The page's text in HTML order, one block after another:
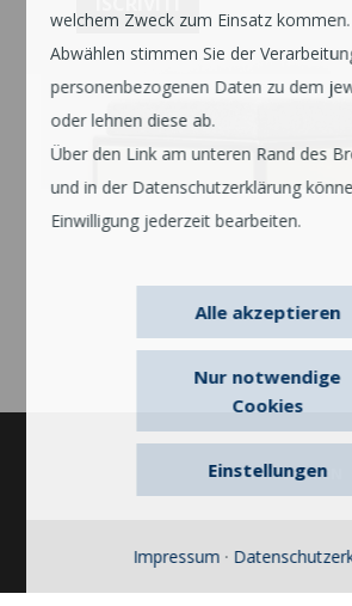
welchem Zweck zum Einsatz
Abwählen stimmen Sie der
personenbezogenen Daten zu dem
oder lehnen diese ab.
Über den Link am unteren Rand des
und in der Datenschutzerklärung
Einwilligung jederzeit bearbeiten.
Einstellungen
Alle akzeptieren
Nur notwendige
Cookies
Impressum ·
UNTERNEHMEN